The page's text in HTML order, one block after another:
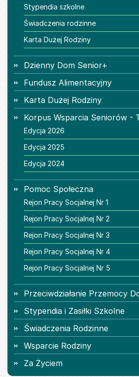
Stypendia szkolne
Świadczenia rodzinne
Karta Dużej Rodziny
Dzienny Dom Senior+
Fundusz Alimentacyjny
Karta Dużej Rodziny
Korpus Wsparcia Seniorów -
Edycja 2026
Edycja 2025
Edycja 2024
Pomoc Społeczna
Rejon Pracy Socjalnej Nr 1
Rejon Pracy Socjalnej Nr 2
Rejon Pracy Socjalnej Nr 3
Rejon Pracy Socjalnej Nr 4
Rejon Pracy Socjalnej Nr 5
Przeciwdziałanie Przemocy
Stypendia i Zasiłki Szkolne
Świadczenia Rodzinne
Wsparcie Rodziny
Za Życiem